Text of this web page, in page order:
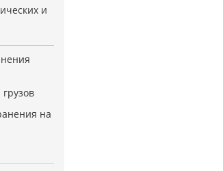
и
на